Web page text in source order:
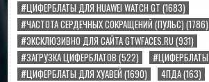
#ЦИФЕРБЛАТЫ ДЛЯ HUAWEI WATCH GT (1683)
#ЧАСТОТА СЕРДЕЧНЫХ СОКРАЩЕНИЙ (ПУЛЬС) (1786)
#ЭКСКЛЮЗИВНО ДЛЯ САЙТА GTWFACES.RU (931)
#ЗАГРУЗКА ЦИФЕРБЛАТОВ (522) #ЦИФЕРБЛАТЫ
#ЦИФЕРБЛАТЫ ДЛЯ ХУАВЕЙ (1690) 4ПДА(163)